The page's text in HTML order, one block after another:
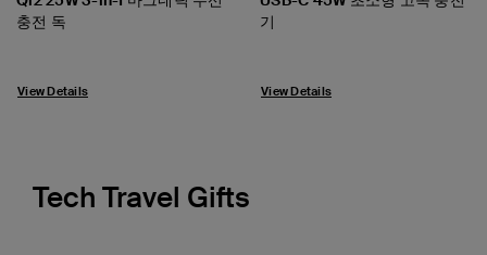
충전 독
View Details
기
View Details
Tech Travel Gifts